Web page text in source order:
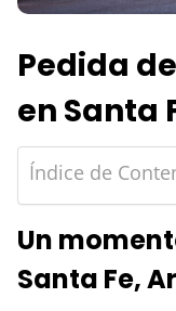
Pedida
en Santa
Índice de
Un
Santa Fe,